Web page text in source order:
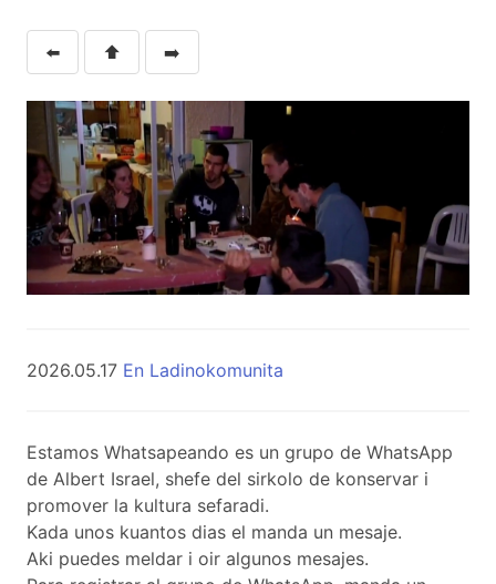
⬅️ ⬆️ ➡️
2026.05.17 En Ladinokomunita
Estamos Whatsapeando es un grupo de WhatsApp
de Albert Israel, shefe del sirkolo de konservar i
promover la kultura sefaradi.
Kada unos kuantos dias el manda un mesaje.
Aki puedes meldar i oir algunos mesajes.